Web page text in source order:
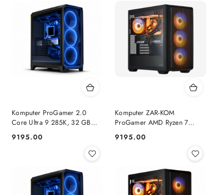
Komputer ProGamer 2.0
Core Ultra 9 285K, 32 GB
RAM, 1 TB SSD, RTX™ 5070,
WINDOWS 11
Cena:
9195.00
Komputer ZAR-KOM
ProGamer AMD Ryzen 7
9800x3D RTX 5070 1TB
NVMe 32 GB RAM Windows
Cena:
9195.00